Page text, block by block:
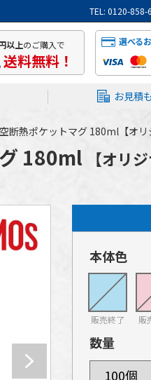
TEL: 0120-858-
以上のご購入で
送料無料！
選べる
お見積
断熱ポケットマグ 180ml【オ
180ml
【オリ
本体色
販売終了 販
数量